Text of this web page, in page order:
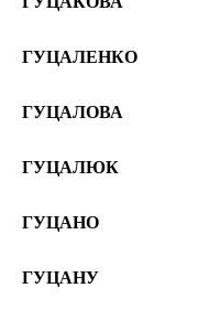
ГУЦАЛЕНКО
ГУЦАЛОВА
ГУЦАЛЮК
ГУЦАНО
ГУЦАНУ